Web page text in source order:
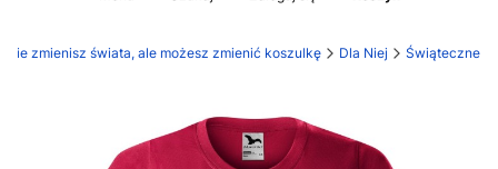
Nie zmienisz świata, ale możesz zmienić koszulkę Dla Niej Świąteczne